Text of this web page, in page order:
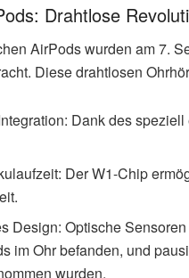
Drahtlose
AirPods wurden am 7.
Diese drahtlosen
Dank des
Der W1-Chip
Design: Optische
im Ohr befanden, und
wurden.